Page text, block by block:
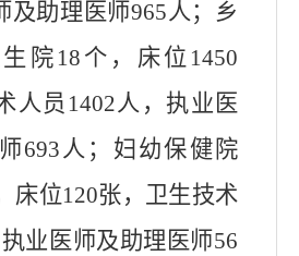
及助理医师965人；乡
院18个，床位1450
人员1402人，执业医
693人；妇幼保健院
床位120张，卫生技术
业医师及助理医师56